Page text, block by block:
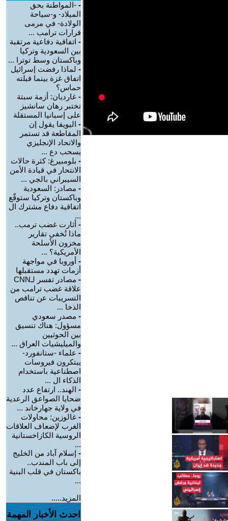
- -المواطنة بحق
الميلاد- و-سياحة
الولادة- في مرمى
قرارات ترامب ...
- اتفاقية دفاعية مرتقبة
بين السعودية وتركيا
وباكستان وسط توترا ...
- لماذا رفضت إسرائيل
اتفاق غزة بينما قبلته
حماس؟
- غارديان: أزمة سبتة
تختبر رهان سانشيز
على إسبانيا المستقلة
- اليويفا يقول إن
المقاطعة قد تستمر
والاتحاد الإنجليزي
يسحب دع ...
- بلومبيرغ: كثرة حالات
الانتحار في قيادة الأمن
السيبراني بالجي ...
- مصادر: السعودية
وباكستان وتركيا ستوقّع
اتفاقية دفاع مشترك ال
...
- أثارت غضب ترمب..
ماذا تُخفي تقارير
مخزون الأسلحة
الأمريكية؟ ...
- أوروبا في مواجهة
أزمات تهدد مستقبلها
-
مصادر تفسر لـCNN
علاقة غضب ترامب من
التسريبات عن تناقص
الذخا ...
- مصدر سعودي
مسؤول: هناك تنسيق
بين الحوثيين
والميليشيات العراق ...
- علماء -ستانفورد-
يبتكرون فيروسات
اصطناعية باستخدام
الذكاء ال ...
- الهند.. ارتفاع عدد
ضحايا الصواعق الرعدية
في ولاية جهارخاند ...
- غالوزين: محاولات
الغرب لإضعاف العلاقات
الروسية الكازاخستانية
...
- إسلام آباد من الخليج
إلى باب المندب..
باكستان في قلب البنية
...
المزيد.....
احدث الأخبار المهمة